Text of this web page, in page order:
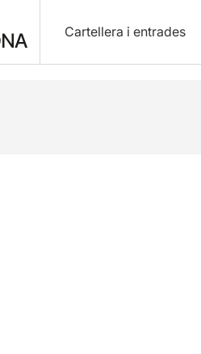
Cartellera i entrades